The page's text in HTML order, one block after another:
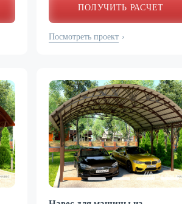
ПОЛУЧИТЬ РАСЧЕТ
Посмотреть проект ›